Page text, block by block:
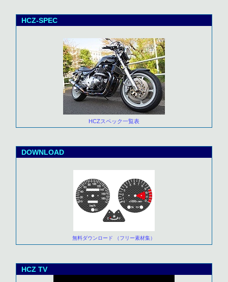
HCZ-SPEC
HCZスペック一覧表
DOWNLOAD
無料ダウンロード （フリー素材集）
HCZ TV